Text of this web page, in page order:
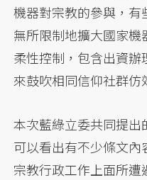
機器對宗教的參與，
無所限制地擴大國家
柔性控制，包含出資
來鼓吹相同信仰社群仿
本次藍綠立委共同提出
可以看出有不少條文
宗教行政工作上面所